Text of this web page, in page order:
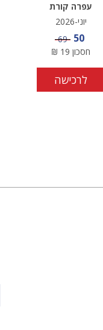
עפרה קורת
יוני-2026
מחיר מבצע
50 מחיר
69
חסכון 19
₪
לרכישה